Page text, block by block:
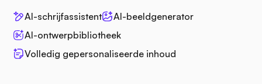
AI-schrijfassistent
AI-beeldgenerator
AI-ontwerpbibliotheek
Volledig gepersonaliseerde inhoud